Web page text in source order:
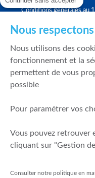
Conditions générales au
Politique de meilleure
Politique de durabilité
Fonds de garantie des
Mentions légales
Prévention de la fraude
Nous
Nous utilisons des
fonctionnement et la
permettent de vous
possible
Pour paramétrer vos
Vous pouvez retrouver
cliquant sur "Gestion
Consulter notre politique en